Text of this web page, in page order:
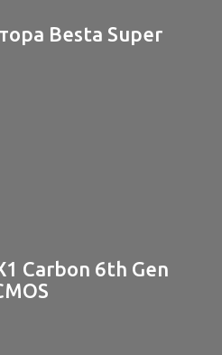
Besta Super
Carbon 6th Gen